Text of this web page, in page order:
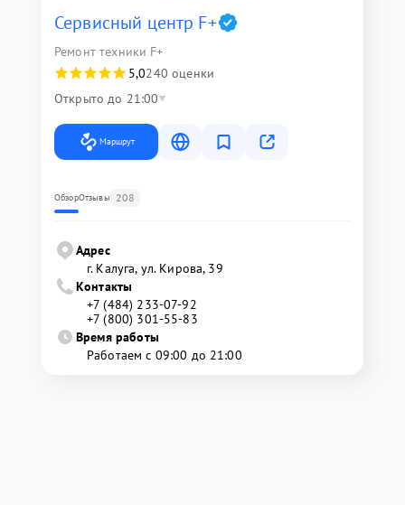
Сервисный центр F+
Ремонт техники F+
5,0240 оценки
Открыто до 21:00
Маршрут
ОбзорОтзывы 208
Адрес
г. Калуга, ул. Кирова, 39
Контакты
+7 (484) 233-07-92
+7 (800) 301-55-83
Время работы
Работаем с 09:00 до 21:00